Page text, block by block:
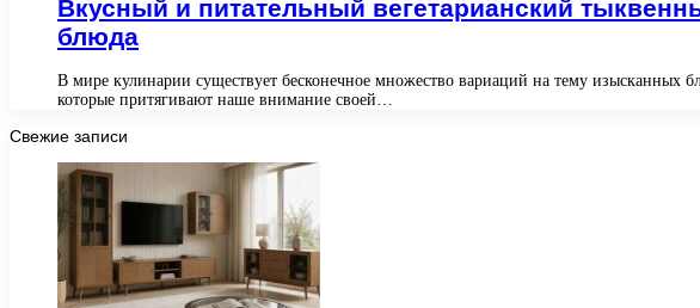
Вкусный и питательный вегетарианский
блюда
В мире кулинарии существует бесконечное множество вариаций на тему изысканных
которые притягивают наше внимание своей…
Свежие записи